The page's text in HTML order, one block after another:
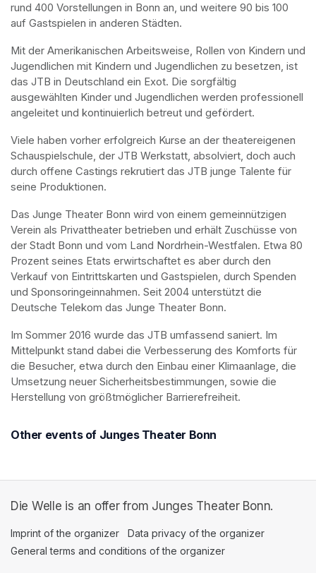
rund 400 Vorstellungen in Bonn an, und weitere 90 bis 100
auf Gastspielen in anderen Städten.
Mit der Amerikanischen Arbeitsweise, Rollen von Kindern und
Jugendlichen mit Kindern und Jugendlichen zu besetzen, ist
das JTB in Deutschland ein Exot. Die sorgfältig
ausgewählten Kinder und Jugendlichen werden professionell
angeleitet und kontinuierlich betreut und gefördert.
Viele haben vorher erfolgreich Kurse an der theatereigenen
Schauspielschule, der JTB Werkstatt, absolviert, doch auch
durch offene Castings rekrutiert das JTB junge Talente für
seine Produktionen.
Das Junge Theater Bonn wird von einem gemeinnützigen
Verein als Privattheater betrieben und erhält Zuschüsse von
der Stadt Bonn und vom Land Nordrhein-Westfalen. Etwa 80
Prozent seines Etats erwirtschaftet es aber durch den
Verkauf von Eintrittskarten und Gastspielen, durch Spenden
und Sponsoringeinnahmen. Seit 2004 unterstützt die
Deutsche Telekom das Junge Theater Bonn.
Im Sommer 2016 wurde das JTB umfassend saniert. Im
Mittelpunkt stand dabei die Verbesserung des Komforts für
die Besucher, etwa durch den Einbau einer Klimaanlage, die
Umsetzung neuer Sicherheitsbestimmungen, sowie die
Herstellung von größtmöglicher Barrierefreiheit.
Other events of Junges Theater Bonn
Die Welle is an offer from Junges Theater Bonn.
Imprint of the organizer (opens in a new tab)
Data privacy of the organizer
General terms and conditions of the organizer